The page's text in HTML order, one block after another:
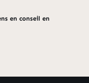
en conseil en